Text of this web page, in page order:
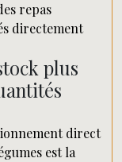
repas
directement
plus
direct
est la